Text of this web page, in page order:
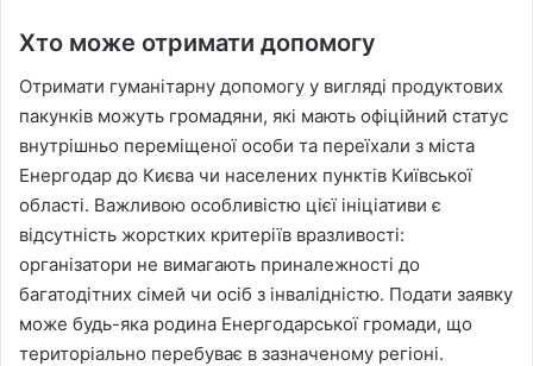
Хто може отримати допомогу
Отримати гуманітарну допомогу у вигляді продуктових
пакунків можуть громадяни, які мають офіційний статус
внутрішньо переміщеної особи та переїхали з міста
Енергодар до Києва чи населених пунктів Київської
області. Важливою особливістю цієї ініціативи є
відсутність жорстких критеріїв вразливості:
організатори не вимагають приналежності до
багатодітних сімей чи осіб з інвалідністю. Подати заявку
може будь-яка родина Енергодарської громади, що
територіально перебуває в зазначеному регіоні.